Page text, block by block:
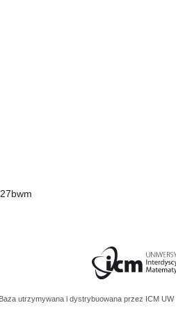
Baza utrzymywana i dystrybuowana przez ICM UW